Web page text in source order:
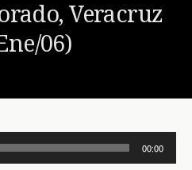
Veracruz
06)
00:00